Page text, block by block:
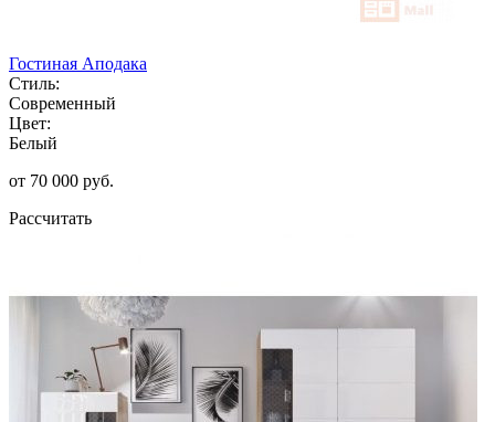
Гостиная Аподака
Стиль:
Современный
Цвет:
Белый
от 70 000 руб.
Рассчитать